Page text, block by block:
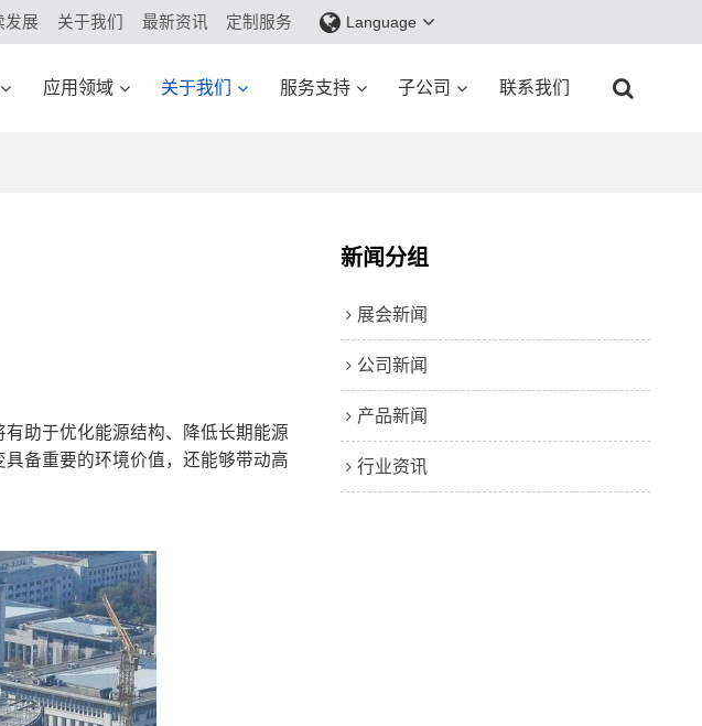
发展 关于我们 最新资讯 定制服务 Language
应用领域 关于我们 服务支持 子公司 联系我们
助于优化能源结构、降低长期能源
备重要的环境价值，还能够带动高
新闻分组
展会新闻
公司新闻
产品新闻
行业资讯